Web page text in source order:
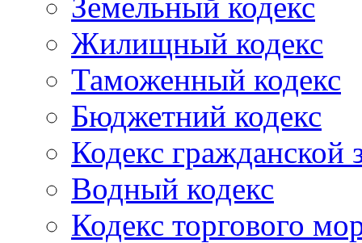
Жилищный кодекс
Таможенный кодекс
Бюджетний кодекс
Кодекс гражданской
Водный кодекс
Кодекс торгового